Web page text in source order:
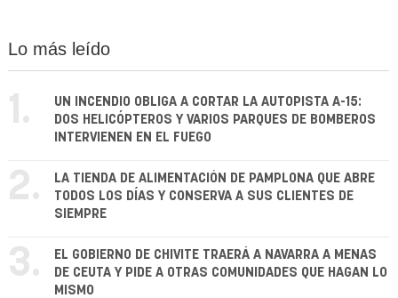
Lo más leído
1.
UN INCENDIO OBLIGA A CORTAR LA AUTOPISTA A-15:
DOS HELICÓPTEROS Y VARIOS PARQUES DE BOMBEROS
INTERVIENEN EN EL FUEGO
2.
LA TIENDA DE ALIMENTACIÓN DE PAMPLONA QUE ABRE
TODOS LOS DÍAS Y CONSERVA A SUS CLIENTES DE
SIEMPRE
3.
EL GOBIERNO DE CHIVITE TRAERÁ A NAVARRA A MENAS
DE CEUTA Y PIDE A OTRAS COMUNIDADES QUE HAGAN LO
MISMO